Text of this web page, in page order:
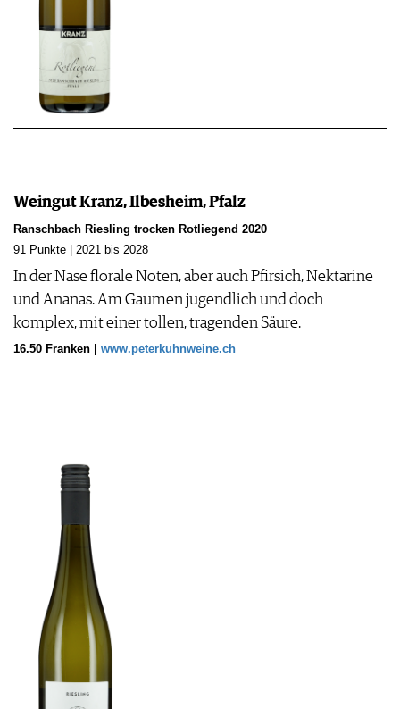
Weingut Kranz, Ilbesheim, Pfalz
Ranschbach Riesling trocken Rotliegend 2020
91 Punkte | 2021 bis 2028
In der Nase florale Noten, aber auch Pfirsich, Nektarine
und Ananas. Am Gaumen jugendlich und doch
komplex, mit einer tollen, tragenden Säure.
16.50 Franken | www.peterkuhnweine.ch